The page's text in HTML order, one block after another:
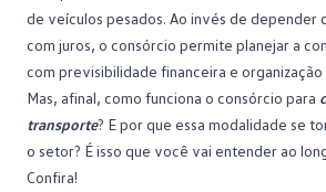
de veículos pesados. Ao invés de depender
com juros, o consórcio permite planejar a
com previsibilidade financeira e organização
Mas, afinal, como funciona o consórcio para
transporte? E por que essa modalidade se
o setor? É isso que você vai entender ao
Confira!